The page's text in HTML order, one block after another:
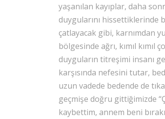
yaşanılan kayıplar, daha
duygularını hissettiklerinde
çatlayacak gibi, karnımdan
bölgesinde ağrı, kımıl
duyguların titreşimi insanı
karşısında nefesini tutar,
uzun vadede bedende de
geçmişe doğru gittiğimizde
kaybettim, annem beni